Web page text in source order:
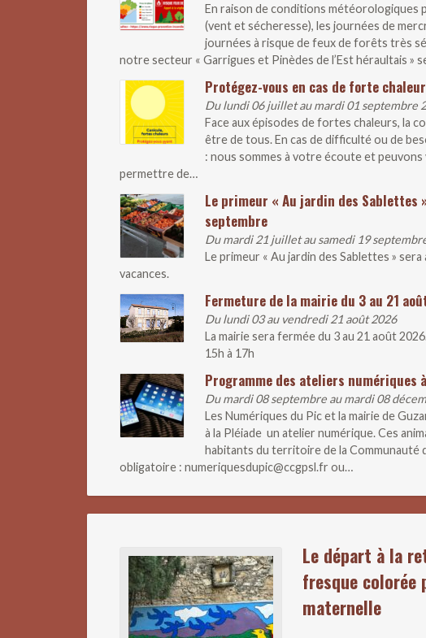
En raison de conditions météorologiques
(vent et sécheresse), les journées de
journées à risque de feux de forêts très
notre secteur « Garrigues et Pinèdes de l’Est héraultais »
Protégez-vous en cas de forte chaleur
Du lundi 06 juillet au mardi 01 septembre
Face aux épisodes de fortes chaleurs, la
être de tous. En cas de difficulté ou de
: nous sommes à votre écoute et
permettre de…
Le primeur « Au jardin des Sablettes
septembre
Du mardi 21 juillet au samedi 19
Le primeur « Au jardin des Sablettes »
vacances.
Fermeture de la mairie du 3 au 21
Du lundi 03 au vendredi 21 août 2026
La mairie sera fermée du 3 au 21 août
15h à 17h
Programme des ateliers numériques
Du mardi 08 septembre au mardi 08
Les Numériques du Pic et la mairie de
à la Pléiade un atelier numérique. Ces
habitants du territoire de la Communauté
obligatoire : numeriquesdupic@ccgpsl.fr ou…
Le départ à la
fresque colorée
maternelle